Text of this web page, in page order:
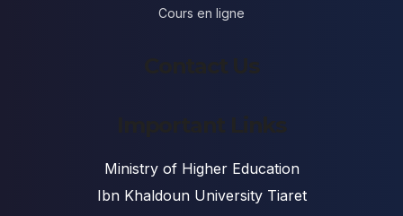
Cours en ligne
Contact Us
Important Links
Ministry of Higher Education
Ibn Khaldoun University Tiaret